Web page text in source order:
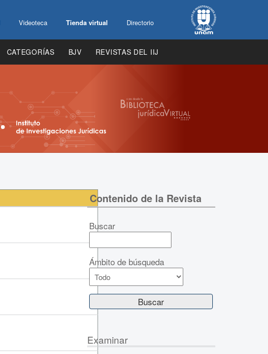
Videoteca Tienda virtual Directorio
CATEGORÍAS BJV REVISTAS DEL IIJ
Contenido de la Revista
Buscar
Ámbito de búsqueda
Examinar